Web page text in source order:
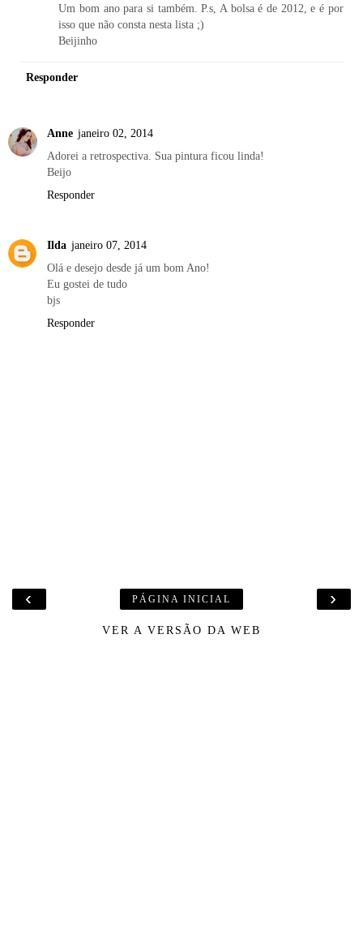
Um bom ano para si também. P.s, A bolsa é de 2012, e é por
isso que não consta nesta lista ;)
Beijinho
Responder
Anne janeiro 02, 2014
Adorei a retrospectiva. Sua pintura ficou linda!
Beijo
Responder
Ilda janeiro 07, 2014
Olá e desejo desde já um bom Ano!
Eu gostei de tudo
bjs
Responder
‹ ›
PÁGINA INICIAL
VER A VERSÃO DA WEB